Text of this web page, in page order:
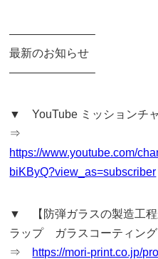
———————–
最新のお知らせ
———————–
▼ YouTube ミッションチャ
⇒
https://www.youtube.com/
biKByQ?view_as=subscriber
▼ 【防弾ガラスの製造工程
ラップ ガラスコーティング
⇒ https://mori-print.co.jp/